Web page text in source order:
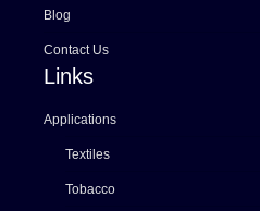
Blog
Contact Us
Links
Applications
Textiles
Tobacco